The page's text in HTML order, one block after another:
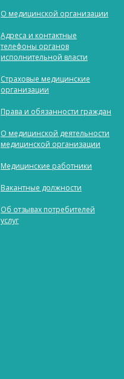
О медицинской организации
Адреса и контактные
телефоны органов
исполнительной власти
Страховые медицинские
организации
Права и обязанности граждан
О медицинской деятельности
медицинской организации
Медицинские работники
Вакантные должности
Об отзывах потребителей
услуг